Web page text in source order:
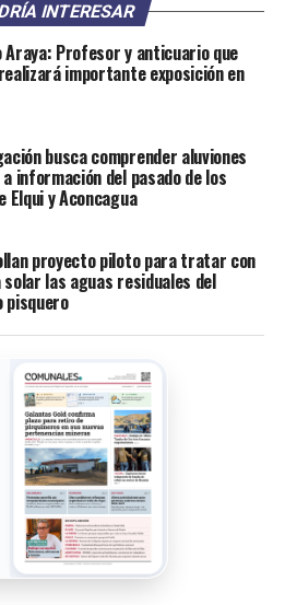
INTERESAR
Araya: Profesor y anticuario que
importante exposición en
busca comprender aluviones
a información del pasado de los
Elqui y Aconcagua
proyecto piloto para tratar con
las aguas residuales del
pisquero